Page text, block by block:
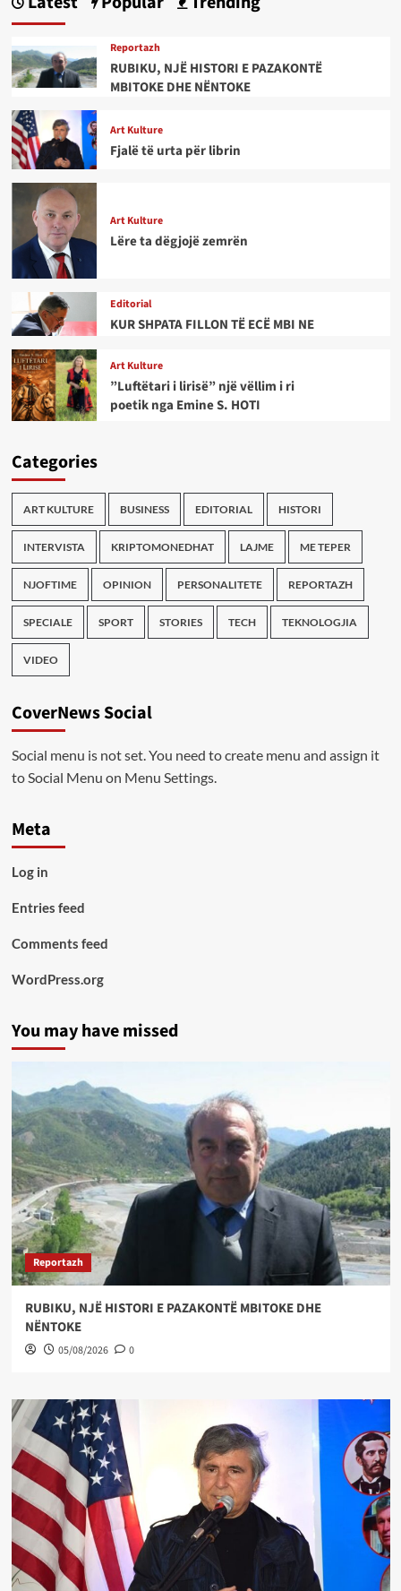
Reportazh
RUBIKU, NJË HISTORI E PAZAKONTË
MBITOKE DHE NËNTOKE
Art Kulture
Fjalë të urta për librin
Art Kulture
Lëre ta dëgjojë zemrën
Editorial
KUR SHPATA FILLON TË ECË MBI NE
Art Kulture
”Luftëtari i lirisë” një vëllim i ri
poetik nga Emine S. HOTI
Categories
ART KULTURE BUSINESS EDITORIAL HISTORI
INTERVISTA KRIPTOMONEDHAT LAJME ME TEPER
NJOFTIME OPINION PERSONALITETE REPORTAZH
SPECIALE SPORT STORIES TECH TEKNOLOGJIA
VIDEO
CoverNews Social
Social menu is not set. You need to create menu and assign it
to Social Menu on Menu Settings.
Meta
Log in
Entries feed
Comments feed
WordPress.org
You may have missed
Reportazh
RUBIKU, NJË HISTORI E PAZAKONTË MBITOKE DHE
NËNTOKE
05/08/2026 0